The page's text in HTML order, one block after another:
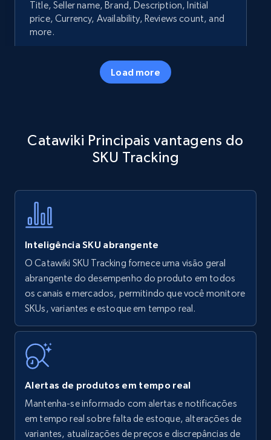
Title, Seller name, Brand, Description, Initial
price, Currency, Availability, Reviews count, and
more.
5.7K+ Comece agora
specific keywords
Title, Seller name, Brand, Description, Initial
Amazon products - find products by using
upc numbers
Title, Seller name, Brand, Description, Initial
price, Currency, Availability, Reviews count, and
35.2K+
Amazon Reviews
Load more
Catawiki Principais vantagens do
SKU Tracking
Inteligência SKU abrangente
O Catawiki SKU Tracking fornece uma visão geral
abrangente do desempenho do produto em todos
os canais e mercados, permitindo que você monitore
SKUs, variantes e estoque em tempo real.
Alertas de produtos em tempo real
Mantenha-se informado com alertas e notificações
em tempo real sobre falta de estoque, alterações de
variantes, atualizações de preços e discrepâncias de